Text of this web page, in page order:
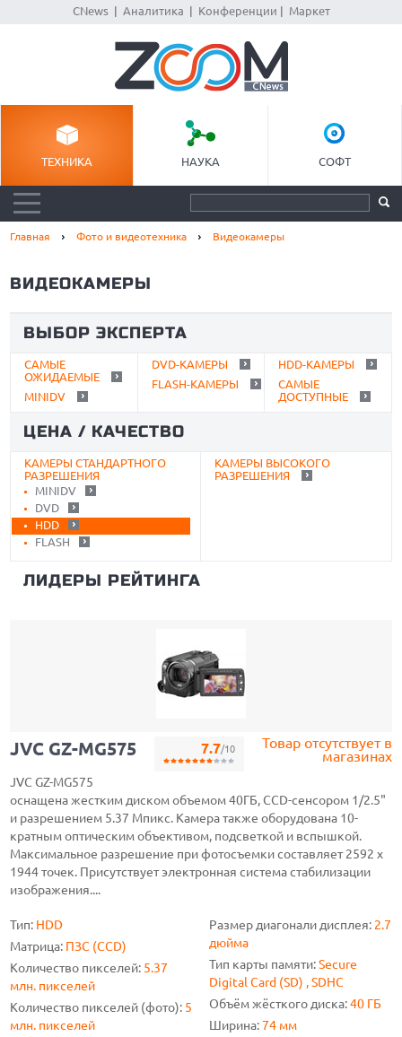
CNews| Аналитика Конференции Маркет
ТЕХНИКА НАУКА СОФТ
Главная Фото и видеотехника Видеокамеры
ВИДЕОКАМЕРЫ
ВЫБОР ЭКСПЕРТА
САМЫЕ
ОЖИДАЕМЫЕ
MINIDV
DVD-КАМЕРЫ
FLASH-КАМЕРЫ
HDD-КАМЕРЫ
САМЫЕ
ДОСТУПНЫЕ
ЦЕНА / КАЧЕСТВО
КАМЕРЫ СТАНДАРТНОГО
РАЗРЕШЕНИЯ
MINIDV
DVD
HDD
FLASH
КАМЕРЫ ВЫСОКОГО
РАЗРЕШЕНИЯ
ЛИДЕРЫ РЕЙТИНГА
Товар отсутствует в
магазинах
7.7/10
JVC GZ-MG575
JVC GZ-MG575
оснащена жестким диском объемом 40ГБ, CCD-сенсором 1/2.5"
и разрешением 5.37 Мпикс. Камера также оборудована 10-
кратным оптическим объективом, подсветкой и вспышкой.
Максимальное разрешение при фотосъемки составляет 2592 x
1944 точек. Присутствует электронная система стабилизации
изображения....
Тип: HDD
Матрица: ПЗС (CCD)
Количество пикселей: 5.37
млн. пикселей
Количество пикселей (фото): 5
млн. пикселей
Размер диагонали дисплея: 2.7
дюйма
Тип карты памяти:Secure
Digital Card (SD) , SDHC
Объём жёсткого диска:40 ГБ
Ширина:74 мм